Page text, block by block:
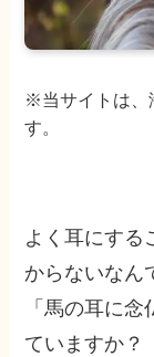
※当サイトは、
す。
よく耳にする
からないなん
「馬の耳に
ていますか？